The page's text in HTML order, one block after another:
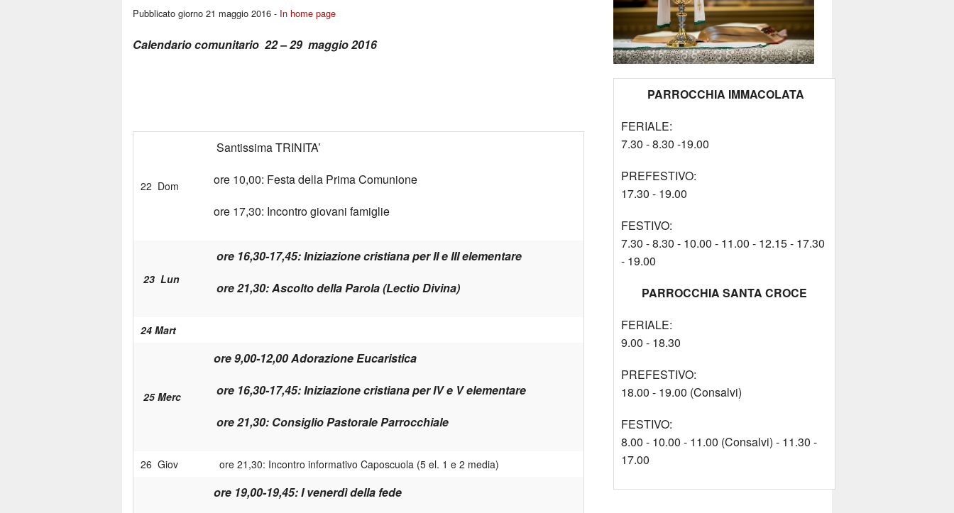
Pubblicato giorno 21 maggio 2016 - In home page
Calendario comunitario 22 – 29 maggio 2016
22 Dom
Santissima TRINITA’
ore 10,00: Festa della Prima Comunione
ore 17,30: Incontro giovani famiglie
23 Lun
ore 16,30-17,45: Iniziazione cristiana per II e III elementare
ore 21,30: Ascolto della Parola (Lectio Divina)
24 Mart
25 Merc
ore 9,00-12,00 Adorazione Eucaristica
ore 16,30-17,45: Iniziazione cristiana per IV e V elementare
ore 21,30: Consiglio Pastorale Parrocchiale
26 Giov ore 21,30: Incontro informativo Caposcuola (5 el. 1 e 2 media)
ore 19,00-19,45: I venerdì della fede
PARROCCHIA IMMACOLATA
FERIALE:
7.30 - 8.30 -19.00
PREFESTIVO:
17.30 - 19.00
FESTIVO:
7.30 - 8.30 - 10.00 - 11.00 - 12.15 - 17.30
- 19.00
PARROCCHIA SANTA CROCE
FERIALE:
9.00 - 18.30
PREFESTIVO:
18.00 - 19.00 (Consalvi)
FESTIVO:
8.00 - 10.00 - 11.00 (Consalvi) - 11.30 -
17.00